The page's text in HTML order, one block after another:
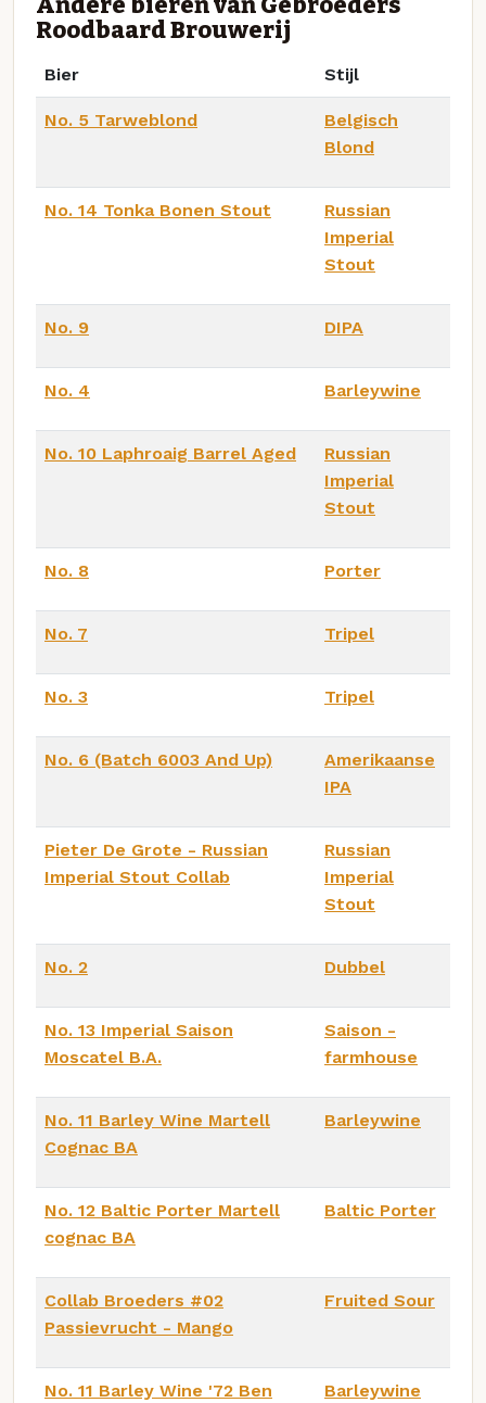
Andere bieren van Gebroeders
Roodbaard Brouwerij
Bier Stijl
No. 5 Tarweblond
Belgisch
Blond
No. 14 Tonka Bonen Stout
Russian
Imperial
Stout
No. 9 DIPA
No. 4 Barleywine
No. 10 Laphroaig Barrel Aged
Russian
Imperial
Stout
No. 8 Porter
No. 7 Tripel
No. 3 Tripel
No. 6 (Batch 6003 And Up)
Amerikaanse
IPA
Pieter De Grote - Russian
Imperial Stout Collab
Russian
Imperial
Stout
No. 2 Dubbel
No. 13 Imperial Saison
Moscatel B.A.
Saison -
farmhouse
No. 11 Barley Wine Martell
Cognac BA
Barleywine
No. 12 Baltic Porter Martell
cognac BA
Baltic Porter
Collab Broeders #02
Passievrucht - Mango
Fruited Sour
No. 11 Barley Wine '72 Ben
Barleywine